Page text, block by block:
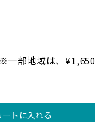
※一部地域は、¥1,650
ートに入れる